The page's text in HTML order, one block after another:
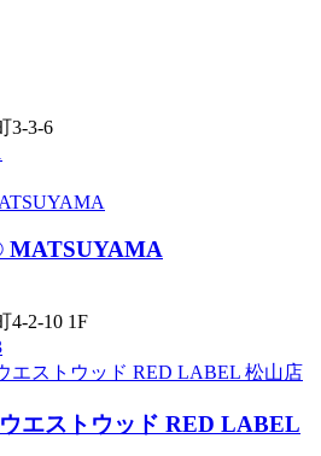
3-3-6
MATSUYAMA
4-2-10 1F
エストウッド RED LABEL